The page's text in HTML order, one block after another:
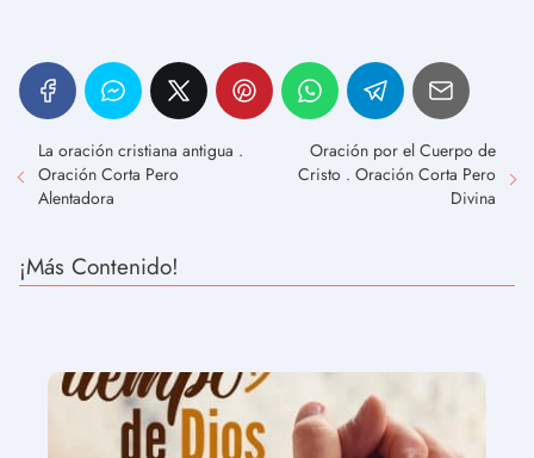
La oración cristiana antigua .
Oración Corta Pero
Alentadora
Oración por el Cuerpo de
Cristo . Oración Corta Pero
Divina
¡Más Contenido!